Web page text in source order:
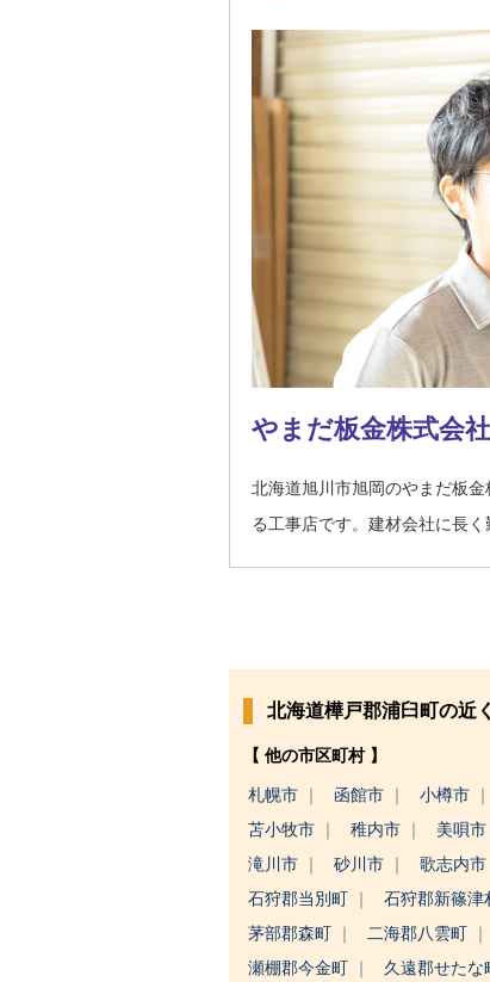
やまだ板金株式会社
北海道旭川市旭岡のやまだ板
る工事店です。建材会社に長
北海道樺戸郡浦臼町の近
【 他の市区町村 】
札幌市 函館市 小樽市
苫小牧市
稚内市 美唄市
滝川市
砂川市 歌志内市
石狩郡当別町
石狩郡新篠津
茅部郡森町
二海郡八雲町
瀬棚郡今金町
久遠郡せたな